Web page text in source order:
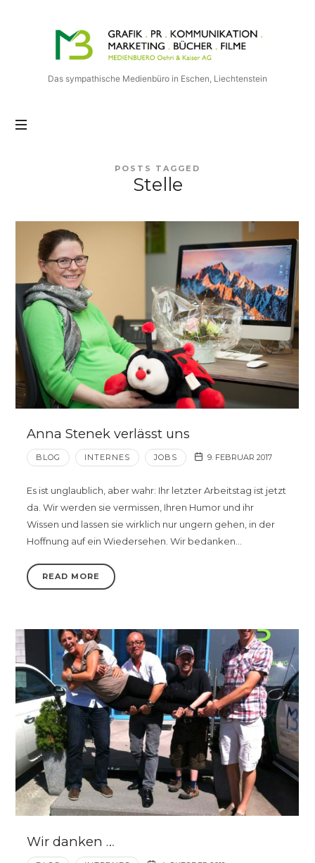
Medienbuero
Oehri
&
Kaiser
AG
Das sympathische Medienbüro in Eschen, Liechtenstein
POSTS TAGGED
Stelle
Anna Stenek verlässt uns
BLOG INTERNES JOBS 9. FEBRUAR 2017
Es ist unglaublich, aber wahr: Ihr letzter Arbeitstag ist jetzt
da. Wir werden sie vermissen, Ihren Humor und ihr
Wissen und lassen sie wirklich nur ungern gehen, in der
Hoffnung auf ein Wiedersehen. Wir bedanken…
READ MORE
Wir danken …